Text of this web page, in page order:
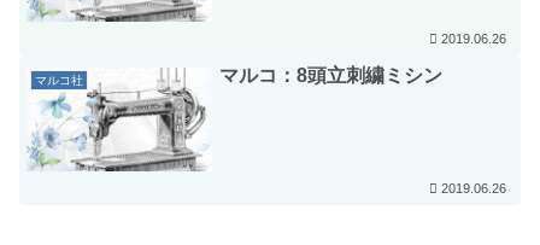
2019.06.26
マルコ社 マルコ：8頭立刺繍ミシン
2019.06.26